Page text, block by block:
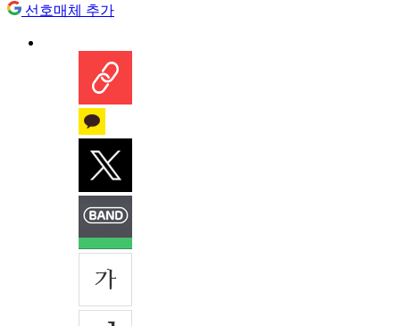
선호매체 추가